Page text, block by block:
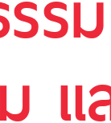
แ